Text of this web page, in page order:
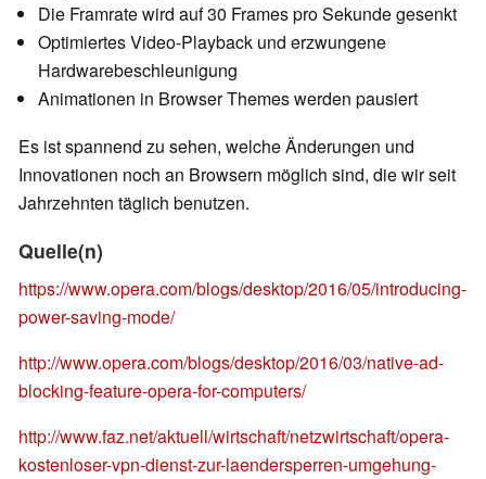
Die Framrate wird auf 30 Frames pro Sekunde gesenkt
Optimiertes Video-Playback und erzwungene
Hardwarebeschleunigung
Animationen in Browser Themes werden pausiert
Es ist spannend zu sehen, welche Änderungen und
Innovationen noch an Browsern möglich sind, die wir seit
Jahrzehnten täglich benutzen.
Quelle(n)
https://www.opera.com/blogs/desktop/2016/05/introducing-
power-saving-mode/
http://www.opera.com/blogs/desktop/2016/03/native-ad-
blocking-feature-opera-for-computers/
http://www.faz.net/aktuell/wirtschaft/netzwirtschaft/opera-
kostenloser-vpn-dienst-zur-laendersperren-umgehung-